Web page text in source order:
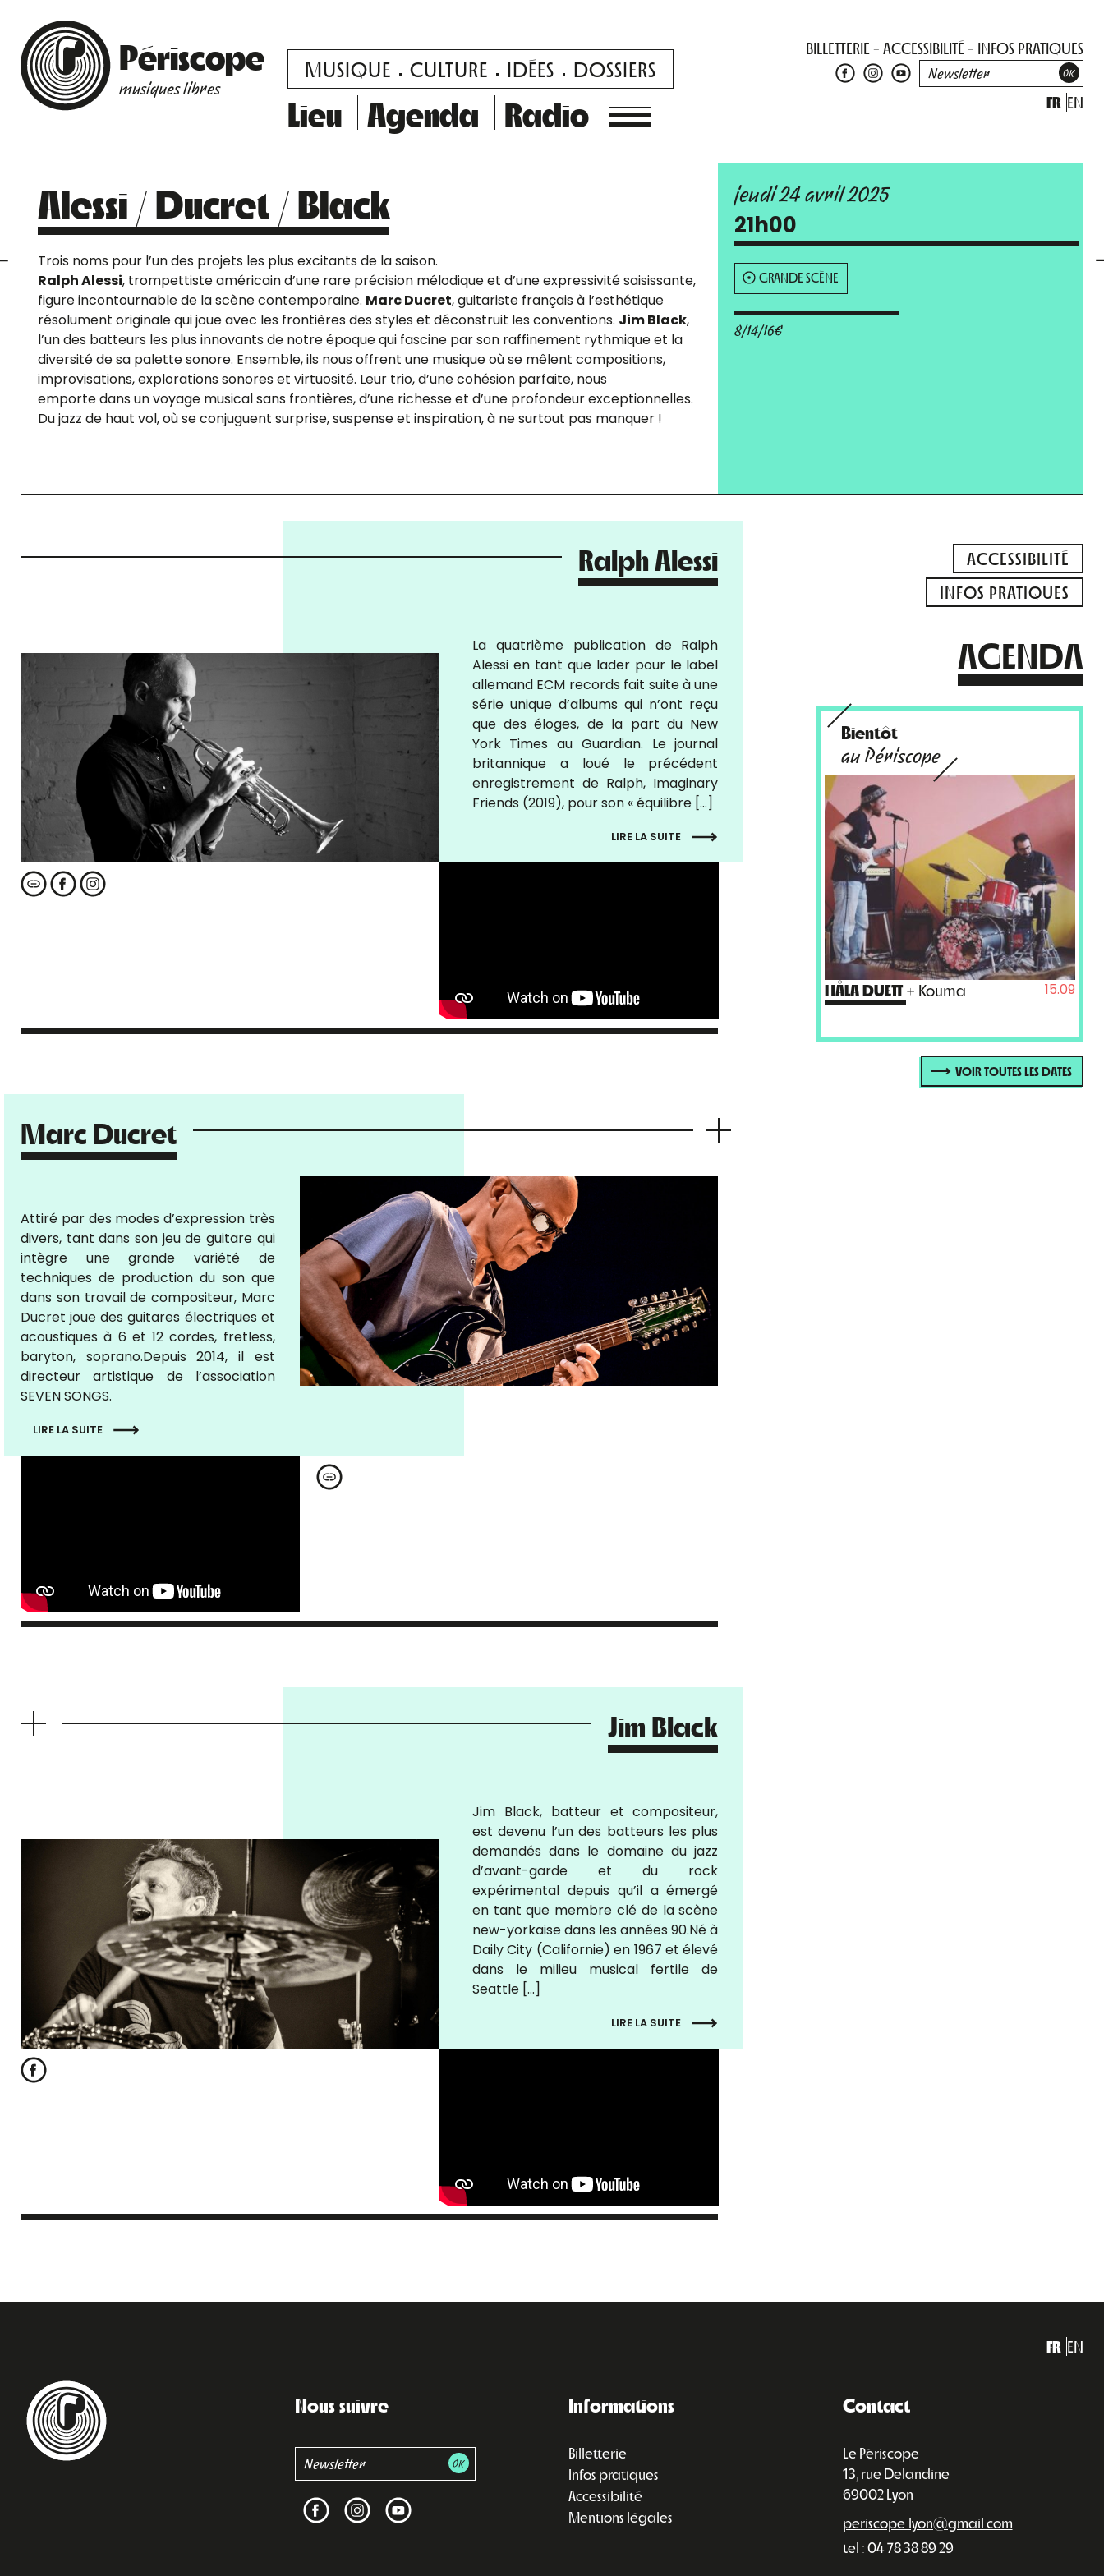
Périscope
musiques libres
MUSIQUE CULTURE IDÉES DOSSIERS
Lieu Agenda Radio
BILLETTERIE ACCESSIBILITÉ INFOS PRATIQUES
FR EN
Alessi / Ducret / Black
Trois noms pour l’un des projets les plus excitants de la saison.
Ralph Alessi, trompettiste américain d’une rare précision mélodique et d’une expressivité saisissante,
figure incontournable de la scène contemporaine. Marc Ducret, guitariste français à l’esthétique
résolument originale qui joue avec les frontières des styles et déconstruit les conventions. Jim Black,
l’un des batteurs les plus innovants de notre époque qui fascine par son raffinement rythmique et la
diversité de sa palette sonore. Ensemble, ils nous offrent une musique où se mêlent compositions,
improvisations, explorations sonores et virtuosité. Leur trio, d’une cohésion parfaite, nous
emporte dans un voyage musical sans frontières, d’une richesse et d’une profondeur exceptionnelles.
Du jazz de haut vol, où se conjuguent surprise, suspense et inspiration, à ne surtout pas manquer !
jeudi 24 avril 2025
21h00
GRANDE SCÈNE
8/14/16€
Ralph Alessi
La quatrième publication de Ralph
Alessi en tant que lader pour le label
allemand ECM records fait suite à une
série unique d’albums qui n’ont reçu
que des éloges, de la part du New
York Times au Guardian. Le journal
britannique a loué le précédent
enregistrement de Ralph, Imaginary
Friends (2019), pour son « équilibre […]
LIRE LA SUITE
Marc Ducret
Attiré par des modes d’expression très
divers, tant dans son jeu de guitare qui
intègre une grande variété de
techniques de production du son que
dans son travail de compositeur, Marc
Ducret joue des guitares électriques et
acoustiques à 6 et 12 cordes, fretless,
baryton, soprano.Depuis 2014, il est
directeur artistique de l’association
SEVEN SONGS.
LIRE LA SUITE
Jim Black
Jim Black, batteur et compositeur,
est devenu l’un des batteurs les plus
demandés dans le domaine du jazz
d’avant-garde et du rock
expérimental depuis qu’il a émergé
en tant que membre clé de la scène
new-yorkaise dans les années 90.Né à
Daily City (Californie) en 1967 et élevé
dans le milieu musical fertile de
Seattle […]
LIRE LA SUITE
ACCESSIBILITÉ
INFOS PRATIQUES
AGENDA
Bientôt
au Périscope
BLACK ZONE MYTH CHANT
HÅLA DUETT 15.09
VOIR TOUTES LES DATES
FR EN
Nous suivre Informations
Billetterie
Infos pratiques
Accessibilité
Mentions légales
Contact
Le Périscope
13, rue Delandine
69002 Lyon
periscope.lyon@gmail.com
tel : 04 78 38 89 29